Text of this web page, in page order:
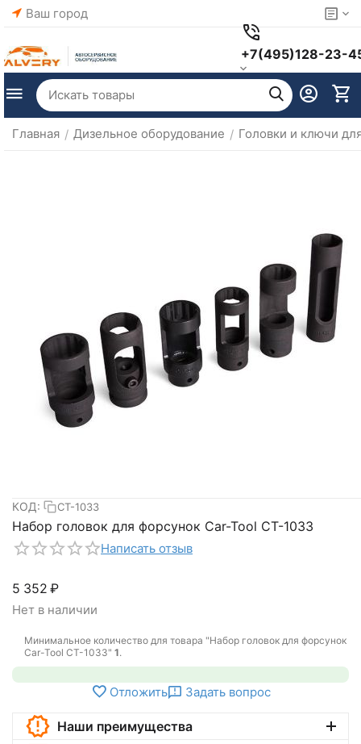
Ваш город
+7(495)128-23-
Главная / Дизельное оборудование / Головки и ключи
КОД: CT-1033
Набор головок для форсунок Car-Tool CT-1033
Написать отзыв
5 352 ₽
Нет в наличии
Минимальное количество для товара "Набор головок для форсунок
Car-Tool CT-1033" 1.
Отложить Задать вопрос
Наши преимущества